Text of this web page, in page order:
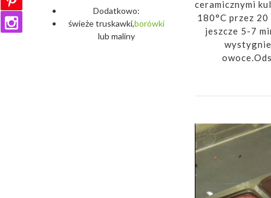
Dodatkowo:
świeże truskawki,borówki
lub maliny
ceramicznymi
180°C przez
jeszcze 5-7